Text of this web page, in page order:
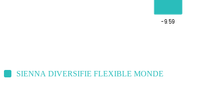
SIENNA DIVERSIFIE FLEXIBLE MONDE